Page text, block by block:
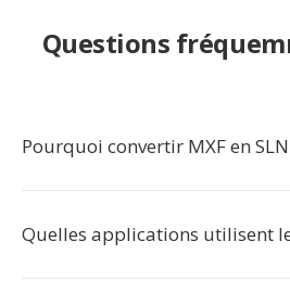
Questions
Pourquoi convertir MXF en SLN
Quelles applications utilisent